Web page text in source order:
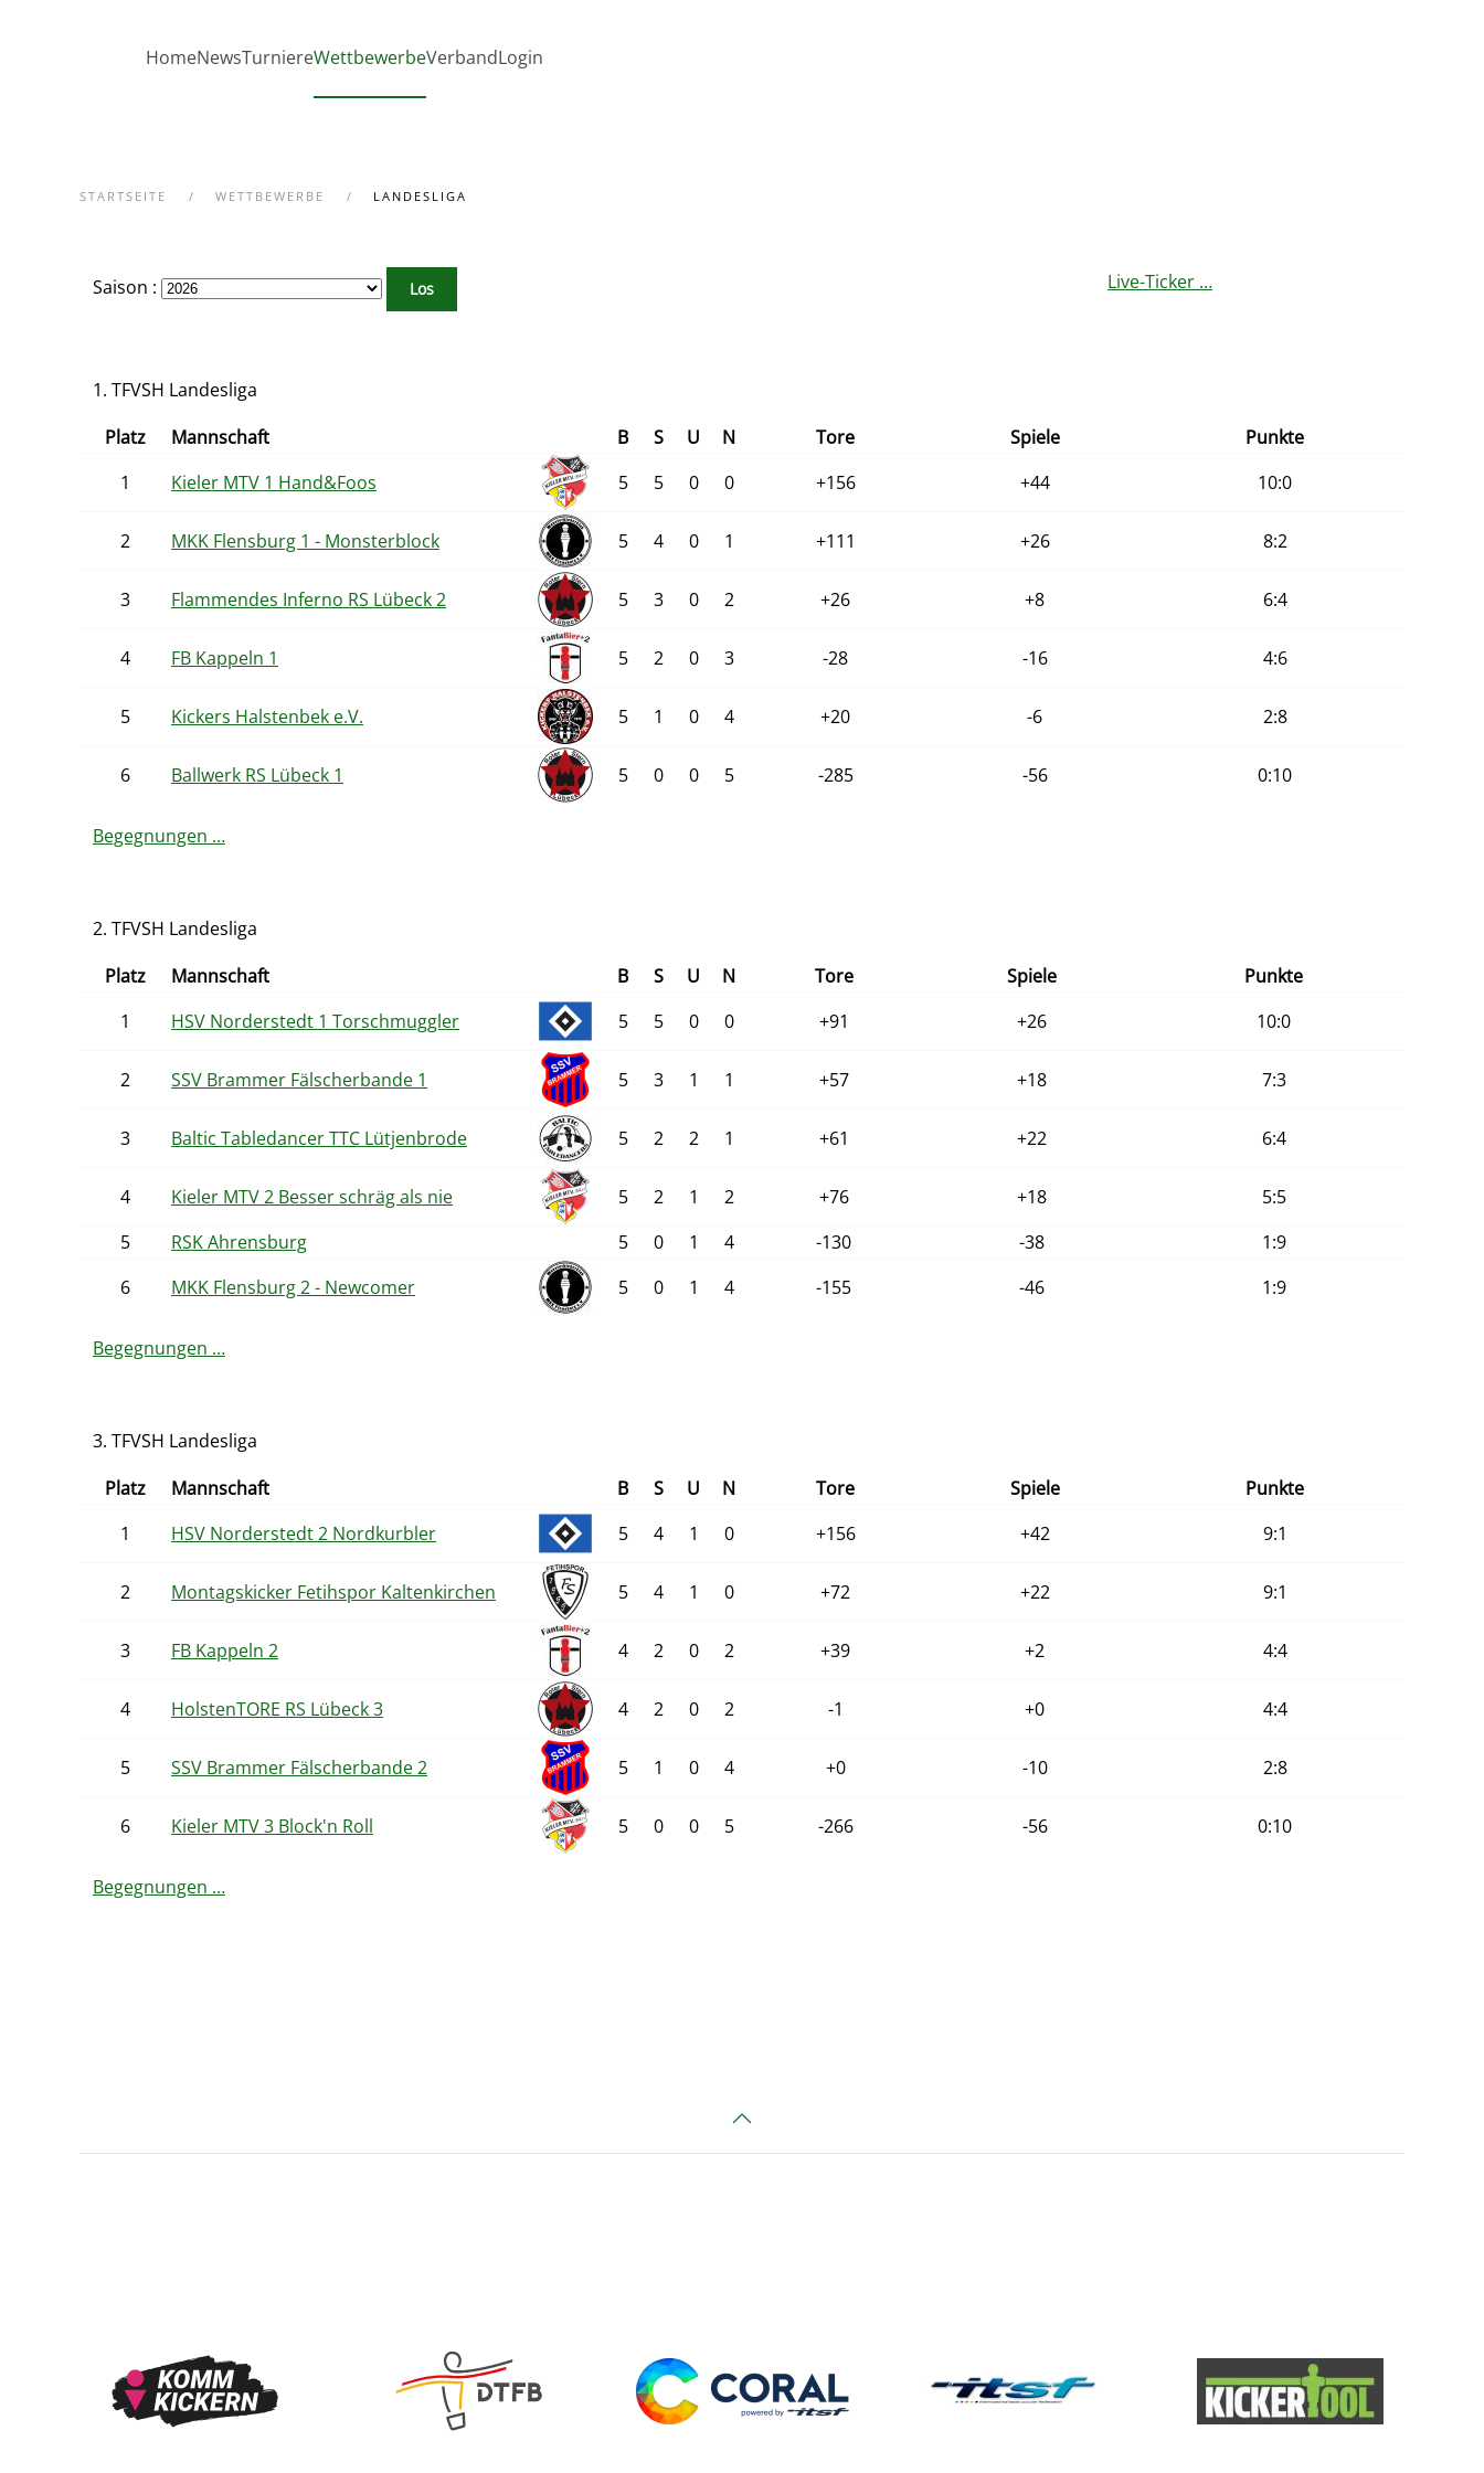
Zum Hauptinhalt springen
HomeNewsTurniereWettbewerbeVerbandLogin
STARTSEITE WETTBEWERBE LANDESLIGA
Saison : Live-Ticker …
1. TFVSH Landesliga
Platz
Mannschaft B S U N Tore Spiele
Punkte
1
Kieler MTV 1 Hand&Foos 5 5 0 0 +156 +44 10:0
2 MKK Flensburg 1 - Monsterblock 5 4 0 1 +111 +26 8:2
3 Flammendes Inferno RS Lübeck 2 5 3 0 2 +26 +8 6:4
4 FB Kappeln 1 5 2 0 3 -28 -16 4:6
5 Kickers Halstenbek e.V. 5 1 0 4 +20 -6 2:8
6 Ballwerk RS Lübeck 1 5 0 0 5 -285 -56 0:10
Begegnungen …
2. TFVSH Landesliga
Platz
Mannschaft B S U N Tore Spiele
Punkte
1
HSV Norderstedt 1 Torschmuggler 5 5 0 0 +91 +26 10:0
2 SSV Brammer Fälscherbande 1 5 3 1 1 +57 +18 7:3
3 Baltic Tabledancer TTC Lütjenbrode 5 2 2 1 +61 +22 6:4
4 Kieler MTV 2 Besser schräg als nie 5 2 1 2 +76 +18
5:5
5
RSK Ahrensburg 5 0 1 4 -130 -38
1:9
6
MKK Flensburg 2 - Newcomer 5 0 1 4 -155 -46 1:9
Begegnungen …
3. TFVSH Landesliga
Platz
Mannschaft B S U N Tore Spiele
Punkte
1
HSV Norderstedt 2 Nordkurbler 5 4 1 0 +156 +42 9:1
2 Montagskicker Fetihspor Kaltenkirchen 5 4 1 0 +72 +22 9:1
3 FB Kappeln 2 4 2 0 2 +39 +2 4:4
4 HolstenTORE RS Lübeck 3 4 2 0 2 -1 +0 4:4
5 SSV Brammer Fälscherbande 2 5 1 0 4 +0 -10 2:8
6 Kieler MTV 3 Block'n Roll 5 0 0 5 -266 -56 0:10
Begegnungen …